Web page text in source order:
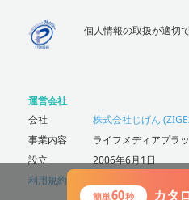
簡単60秒 カタ
個人情報の取扱が適切
運営会社
会社
株式会社じげん
事業内容
ライフメディアプラ
設立
2006年6月1日
利用規約